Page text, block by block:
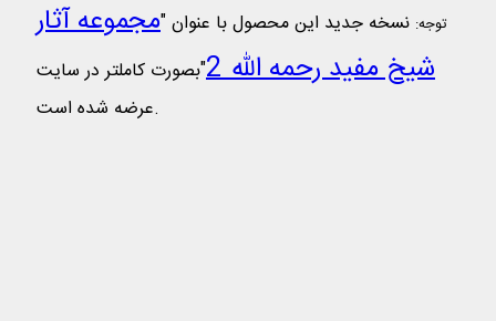
توجه: نسخه جدید این محصول با عنوان "مجموعه آثار
شیخ مفید رحمه الله 2 "بصورت کاملتر در سایت
عرضه شده است.